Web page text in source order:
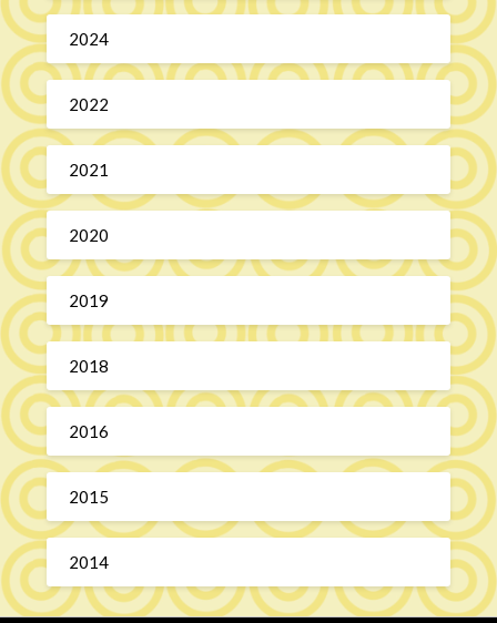
2024
2022
2021
2020
2019
2018
2016
2015
2014